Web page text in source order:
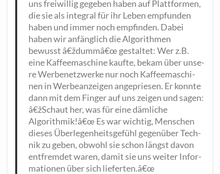
uns frei­wil­lig gege­ben haben auf Platt­for­men,
die sie als inte­gral für ihr Leben emp­fun­den
haben und immer noch emp­fin­den. Dabei
haben wir anfäng­lich die Algo­rith­men
bewusst â€ždummâ€œ gestal­tet: Wer z.B.
eine Kaf­fee­ma­schi­ne kauf­te, bekam über unse­
re Wer­be­netz­wer­ke nur noch Kaf­fee­ma­schi­
nen in Wer­be­an­zei­gen ange­prie­sen. Er konn­te
dann mit dem Fin­ger auf uns zei­gen und sagen:
â€žSchaut her, was für eine däm­li­che
Algorithmik!â€œ Es war wich­tig, Men­schen
die­ses Über­le­gen­heits­ge­fühl gegen­über Tech­
nik zu geben, obwohl sie schon längst davon
ent­frem­det waren, damit sie uns wei­ter Infor­
ma­tio­nen über sich lieferten.â€œ